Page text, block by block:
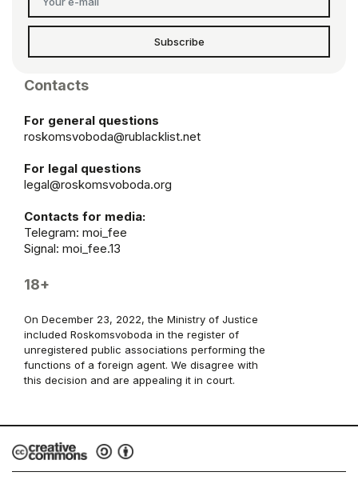
Subscribe
Contacts
For general questions
roskomsvoboda@rublacklist.net
For legal questions
legal@roskomsvoboda.org
Contacts for media:
Telegram: moi_fee
Signal: moi_fee.13
18+
On December 23, 2022, the Ministry of Justice
included Roskomsvoboda in the register of
unregistered public associations performing the
functions of a foreign agent. We disagree with
this decision and are appealing it in court.